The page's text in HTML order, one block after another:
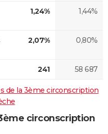
1,24% 1,44%
2,07% 0,80%
241 58 687
de la 3ème circonscription
circonscription